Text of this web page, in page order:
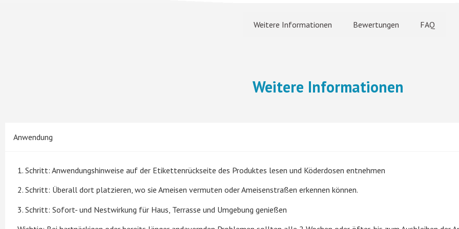
Weitere Informationen Bewertungen FAQ
Weitere Informationen
Anwendung
1. Schritt: Anwendungshinweise auf der Etikettenrückseite des Produktes lesen und Köderdosen entnehmen
2. Schritt: Überall dort platzieren, wo sie Ameisen vermuten oder Ameisenstraßen erkennen können.
3. Schritt: Sofort- und Nestwirkung für Haus, Terrasse und Umgebung genießen